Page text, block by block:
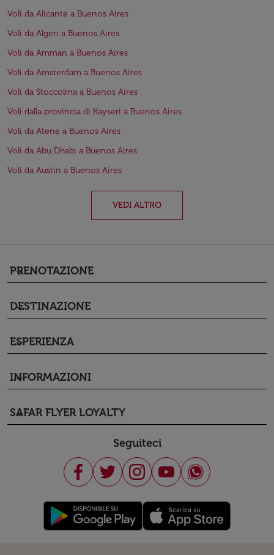
Voli da Alicante a Buenos Aires
Voli da Algeri a Buenos Aires
Voli da Amman a Buenos Aires
Voli da Amsterdam a Buenos Aires
Voli da Stoccolma a Buenos Aires
Voli dalla provincia di Kayseri a Buenos Aires
Voli da Atene a Buenos Aires
Voli da Abu Dhabi a Buenos Aires
Voli da Austin a Buenos Aires
VEDI ALTRO
PRENOTAZIONE
keyboard_arrow_down
DESTINAZIONE
keyboard_arrow_down
ESPERIENZA
keyboard_arrow_down
INFORMAZIONI
keyboard_arrow_down
SAFAR FLYER LOYALTY
keyboard_arrow_down
Seguiteci